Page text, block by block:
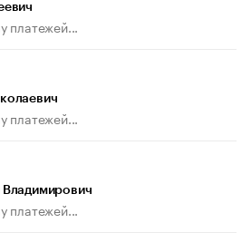
платежей...
платежей...
Владимирович
платежей...